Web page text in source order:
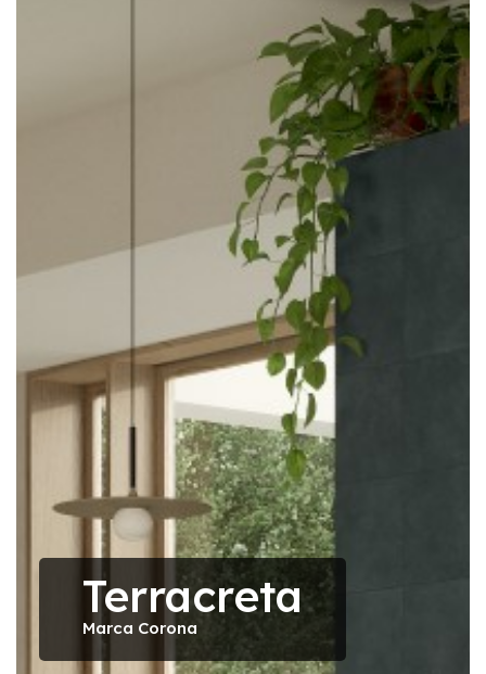
Terracreta
Marca Corona